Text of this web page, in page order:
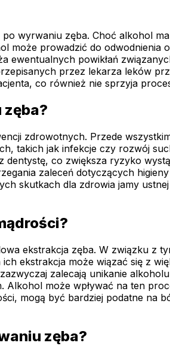
wyrwaniu zęba. Choć alkohol
może prowadzić do
powikłań
przez lekarza leków
co również nie sprzyja
zdrowotnych. Przede
takich jak infekcje czy rozwój
co zwiększa ryzyko
zaleceń dotyczących
skutkach dla zdrowia jamy
ekstrakcja zęba. W związku z
ekstrakcja może wiązać się z
zalecają unikanie
może wpływać na ten
mogą być bardziej podatne na
zęba?